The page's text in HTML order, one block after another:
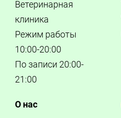
Ветеринарная
клиника
Режим работы
10:00-20:00
По записи 20:00-
21:00
О нас